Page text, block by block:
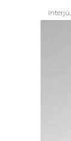
interjú